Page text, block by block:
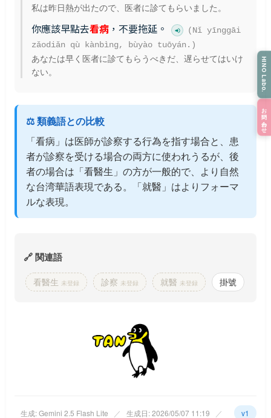
私は昨日熱が出たので、医者に診てもらいました。
你應該早點去看病 ，不要拖延。
(Nǐ yīnggāi
zǎodiǎn qù kànbìng, bùyào tuōyán.)
あなたは早く医者に診てもらうべきだ、遅らせてはいけ
ない。
⚖️ 類義語との比較
「看病」は医師が診察する行為を指す場合と、患
者が診察を受ける場合の両方に使われうるが、後
者の場合は「看醫生」の方が一般的で、より自然
な台湾華語表現である。「就醫」はよりフォーマ
ルな表現。
🔗 関連語
看醫生 未登録 診察 未登録 就醫 未登録 掛號
生成: Gemini 2.5 Flash Lite ／ 生成日: 2026/05/07 11:19 ／ v1
HINO Labo.
お問い合わせ